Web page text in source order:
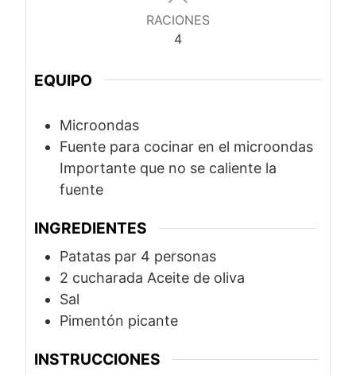
RACIONES
4
EQUIPO
Microondas
Fuente para cocinar en el microondas
Importante que no se caliente la
fuente
INGREDIENTES
Patatas par 4 personas
2 cucharada Aceite de oliva
Sal
Pimentón picante
INSTRUCCIONES